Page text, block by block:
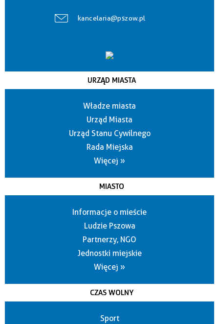
kancelaria@pszow.pl
URZĄD MIASTA
Władze miasta
Urząd Miasta
Urząd Stanu Cywilnego
Rada Miejska
Więcej »
MIASTO
Informacje o mieście
Ludzie Pszowa
Partnerzy, NGO
Jednostki miejskie
Więcej »
CZAS WOLNY
Sport